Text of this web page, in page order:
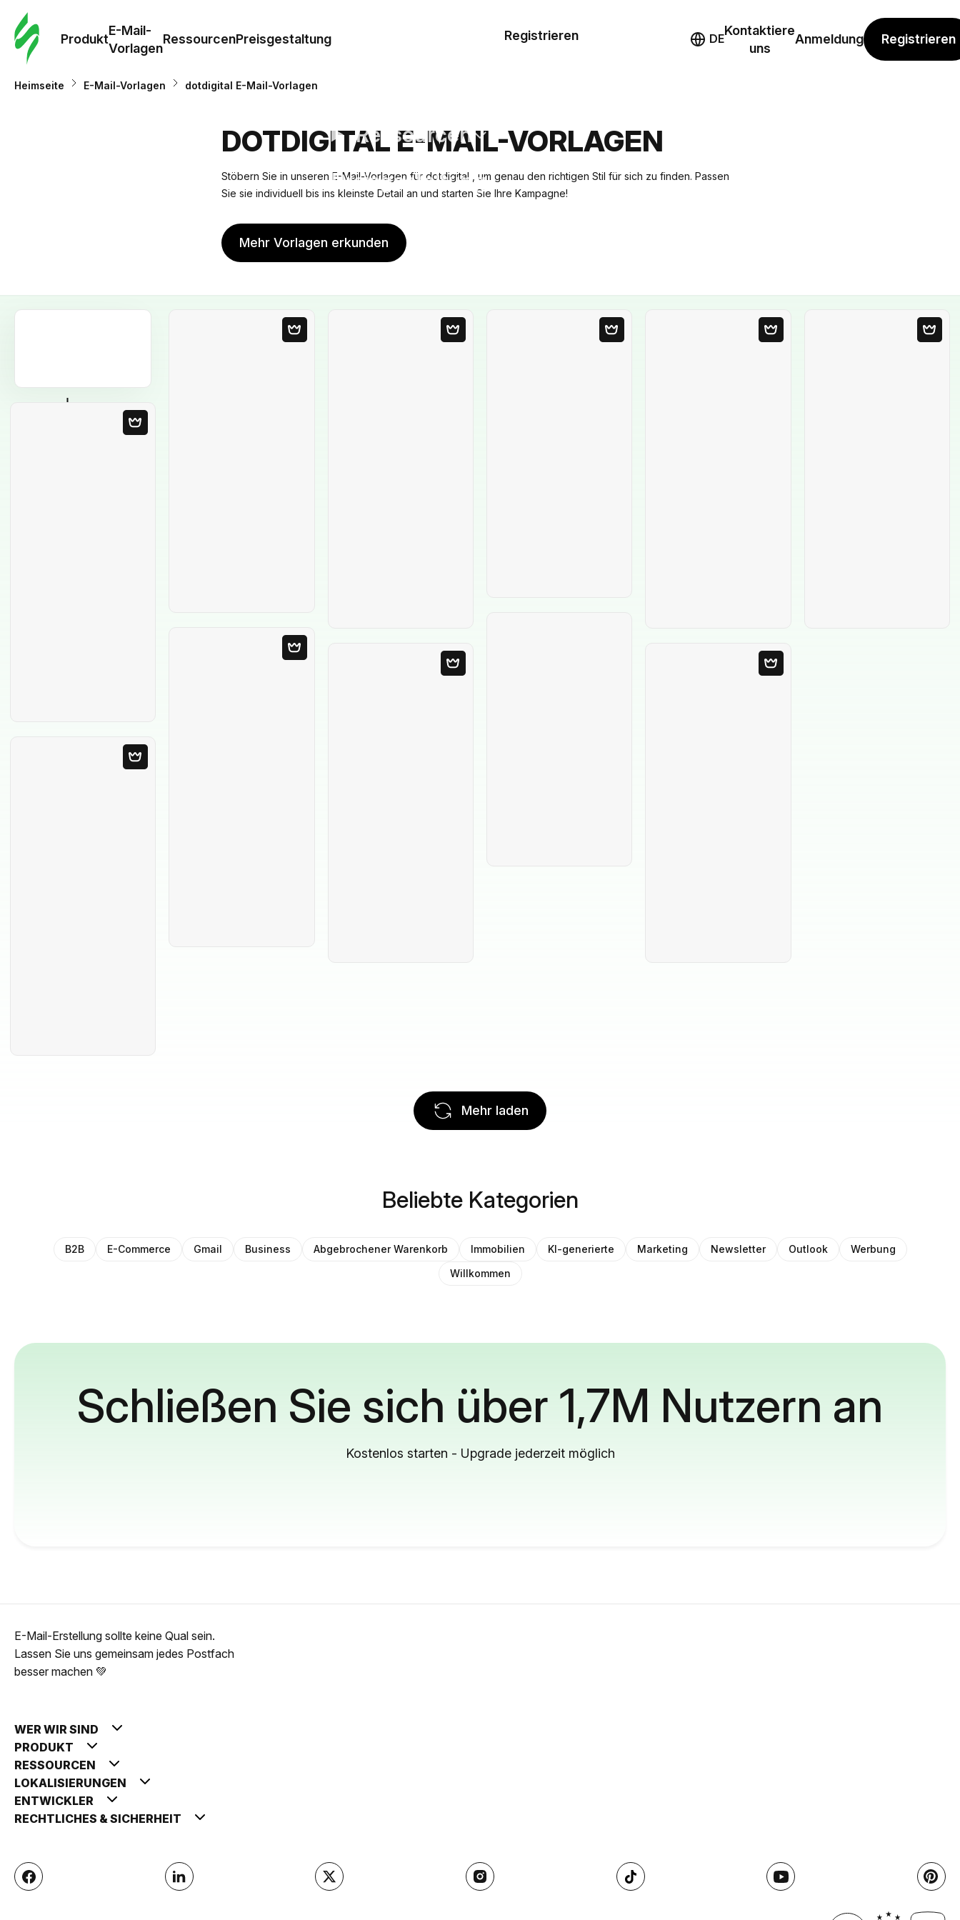
Produkt
E-Mail-
Vorlagen
RessourcenPreisgestaltung
Ressourcen
Preisgestaltung
Registrieren DE
Kontaktiere
uns
Anmeldung Registrieren
Heimseite E-Mail-Vorlagen dotdigital E-Mail-Vorlagen
DOTDIGITAL E-MAIL-VORLAGEN
Stöbern Sie in unseren E-Mail-Vorlagen für dotdigital , um genau den richtigen Stil für sich zu finden. Passen
Sie sie individuell bis ins kleinste Detail an und starten Sie Ihre Kampagne!
Mehr Vorlagen erkunden
Mehr laden
Beliebte Kategorien
B2B E-Commerce Gmail Business Abgebrochener Warenkorb Immobilien KI-generierte Marketing Newsletter Outlook
Werbung
Willkommen
Schließen Sie sich über 1,7M Nutzern an
Kostenlos starten - Upgrade jederzeit möglich
E-Mail-Erstellung sollte keine Qual sein.
Lassen Sie uns gemeinsam jedes Postfach
besser machen 💚
WER WIR SIND
PRODUKT
RESSOURCEN
LOKALISIERUNGEN
ENTWICKLER
RECHTLICHES & SICHERHEIT